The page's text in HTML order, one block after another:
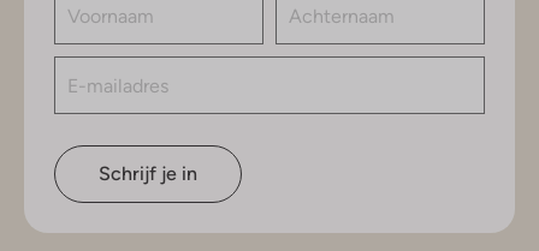
Schrijf je in